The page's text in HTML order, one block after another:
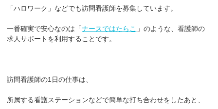
「ハロワーク」などでも訪問看護師を募集しています。
一番確実で安心なのは「ナースではたらこ
」のような、看護師の
求人サポートを利用することです。
訪問看護師の1日の仕事は、
所属する看護ステーションなどで簡単な打ち合わせをしたあと、